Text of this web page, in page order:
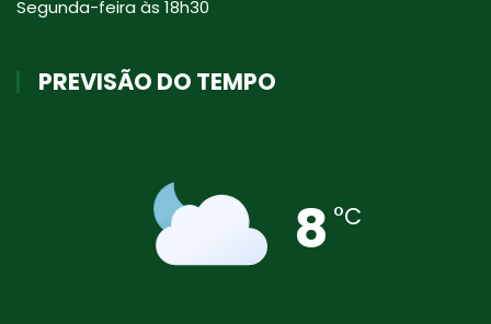
Segunda-feira às 18h30
PREVISÃO DO TEMPO
8 °C